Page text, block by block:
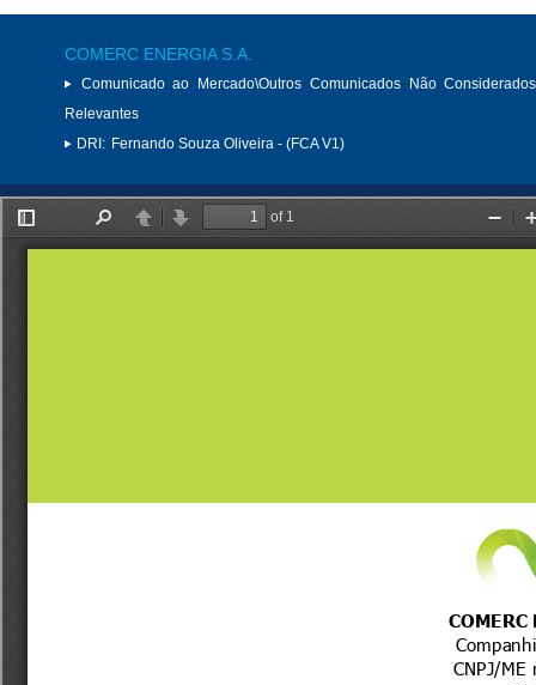
COMERC ENERGIA S.A.
Comunicado ao Mercado\Outros Comunicados Não
Relevantes
DRI: Fernando Souza Oliveira - (FCA V1)